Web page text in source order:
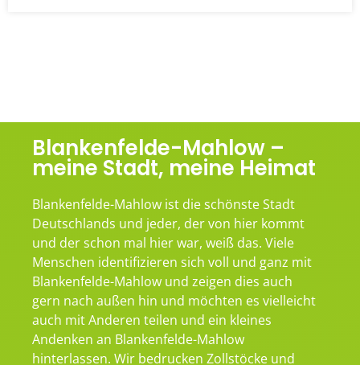
Blankenfelde-Mahlow –
meine Stadt, meine Heimat
Blankenfelde-Mahlow ist die schönste Stadt
Deutschlands und jeder, der von hier kommt
und der schon mal hier war, weiß das. Viele
Menschen identifizieren sich voll und ganz mit
Blankenfelde-Mahlow und zeigen dies auch
gern nach außen hin und möchten es vielleicht
auch mit Anderen teilen und ein kleines
Andenken an Blankenfelde-Mahlow
hinterlassen. Wir bedrucken Zollstöcke und